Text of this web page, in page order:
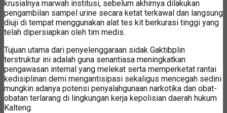
krusialnya marwah institusi, sebelum akhirnya dilakukan
pengambilan sampel urine secara ketat terkawal dan langsung
diuji di tempat menggunakan alat tes kit berkurasi tinggi yang
telah dipersiapkan oleh tim medis.
Tujuan utama dari penyelenggaraan sidak Gaktibplin
terstruktur ini adalah guna senantiasa meningkatkan
pengawasan internal yang melekat serta memperketat rantai
kedisiplinan demi mengantisipasi sekaligus mencegah sedini
mungkin adanya potensi penyalahgunaan narkotika dan obat-
obatan terlarang di lingkungan kerja kepolisian daerah hukum
Kalteng.